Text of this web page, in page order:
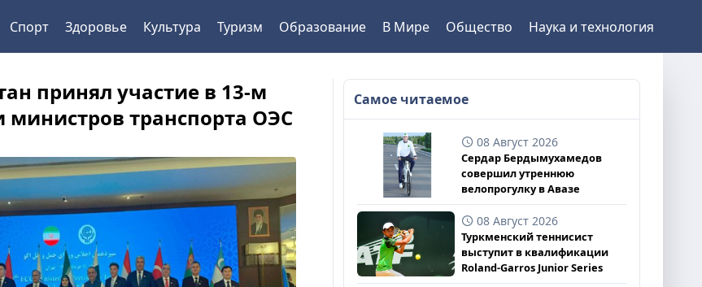
Спорт Здоровье Культура Туризм Образование В Мире Общество Наука и технология
принял участие в 13-м
транспорта ОЭС
Самое читаемое
08 Август 2026
Сердар Бердымухамедов
совершил утреннюю
велопрогулку в Авазе
08 Август 2026
Туркменский теннисист
выступит в квалификации
Roland-Garros Junior Series